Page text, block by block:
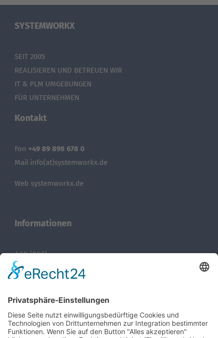
SYSTEMWORKX
SEIT 2005
REALISIEREN UND BETREUEN WIR
IT & PLM UMGEBUNGEN
FÜR UNTERNEHMEN
Kontakt
Fon +49 89 898 678 0
Mail info(at)systemworkx.de
Web systemworkx.de
Informationen
AGB (PDF)
Impressum
Datenschutz
Sitemap
Recent Posts